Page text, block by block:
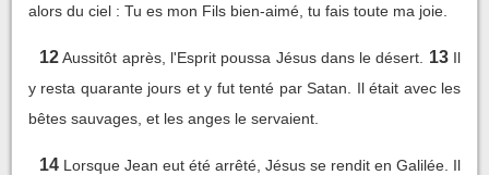
alors du ciel : Tu es mon Fils bien-aimé, tu fais toute ma joie.
12 Aussitôt après, l'Esprit poussa Jésus dans le désert. 13 Il
y resta quarante jours et y fut tenté par Satan. Il était avec les
bêtes sauvages, et les anges le servaient.
14 Lorsque Jean eut été arrêté, Jésus se rendit en Galilée. Il